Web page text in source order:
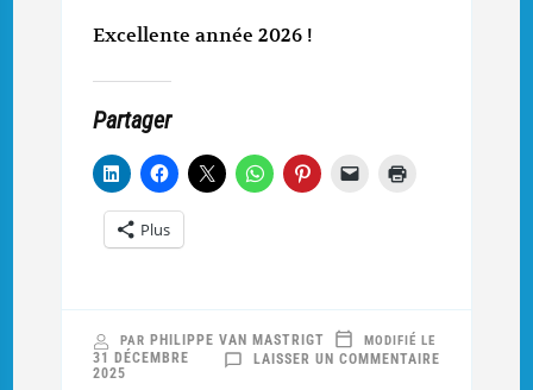
Excellente année 2026 !
Partager
Plus
PAR PHILIPPE VAN MASTRIGT
LAISSER UN COMMENTAIRESUR
MODIFIÉ LE
31 DÉCEMBRE
2025